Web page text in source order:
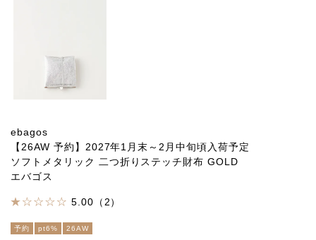
ebagos
【26AW 予約】2027年1月末～2月中旬頃入荷予定
ソフトメタリック 二つ折りステッチ財布 GOLD
エバゴス
5.00（2）
予約 pt6% 26AW